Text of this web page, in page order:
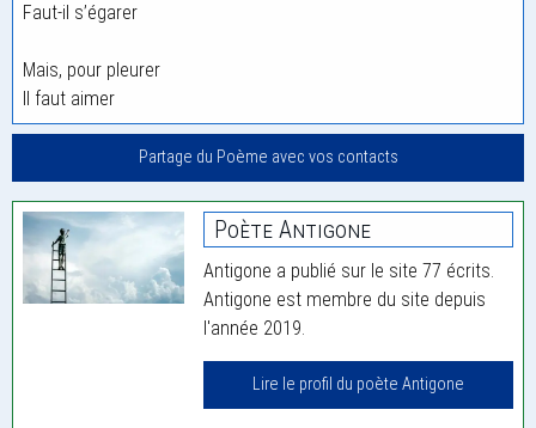
Faut-il s’égarer
Mais, pour pleurer
Il faut aimer
Partage du Poème avec vos contacts
Poète Antigone
Antigone a publié sur le site 77 écrits.
Antigone est membre du site depuis
l'année 2019.
Lire le profil du poète Antigone